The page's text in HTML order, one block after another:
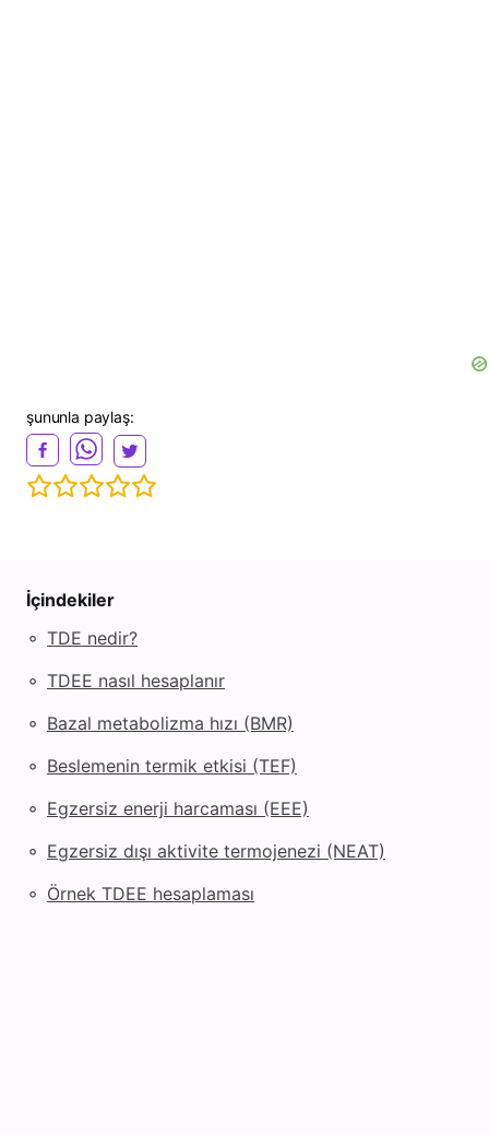
şununla paylaş:
İçindekiler
◦ TDE nedir?
◦ TDEE nasıl hesaplanır
◦ Bazal metabolizma hızı (BMR)
◦ Beslemenin termik etkisi (TEF)
◦ Egzersiz enerji harcaması (EEE)
◦ Egzersiz dışı aktivite termojenezi (NEAT)
◦ Örnek TDEE hesaplaması